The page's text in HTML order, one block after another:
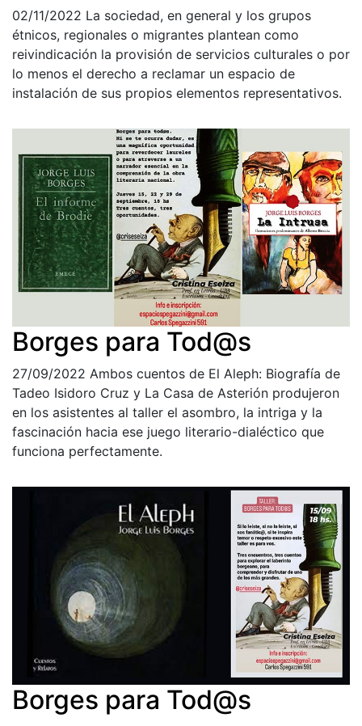
02/11/2022 La sociedad, en general y los grupos
étnicos, regionales o migrantes plantean como
reivindicación la provisión de servicios culturales o por
lo menos el derecho a reclamar un espacio de
instalación de sus propios elementos representativos.
Borges para Tod@s
27/09/2022 Ambos cuentos de El Aleph: Biografía de
Tadeo Isidoro Cruz y La Casa de Asterión produjeron
en los asistentes al taller el asombro, la intriga y la
fascinación hacia ese juego literario-dialéctico que
funciona perfectamente.
Borges para Tod@s